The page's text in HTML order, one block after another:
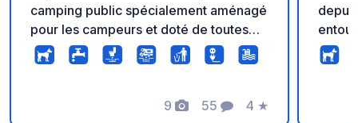
camping public spécialement aménagé
pour les campeurs et doté de toutes
les commodités nécessaires à un
séjour confortable. Albocàsser allie
authentique des villages de l'arrière-
9
Photos
55
Commentaires
4
Note
★
de